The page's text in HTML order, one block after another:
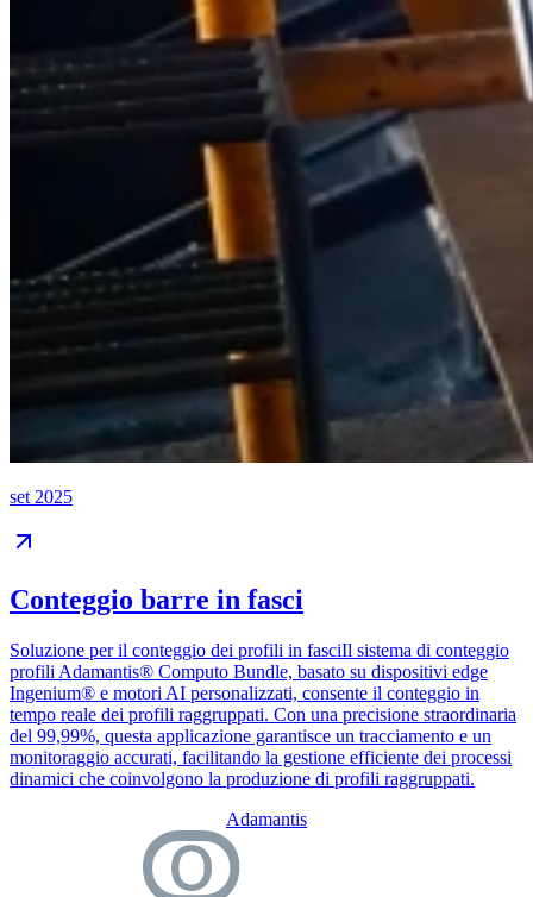
set 2025
Conteggio barre in fasci
Soluzione per il conteggio dei profili in fasciIl sistema di conteggio
profili Adamantis® Computo Bundle, basato su dispositivi edge
Ingenium® e motori AI personalizzati, consente il conteggio in
tempo reale dei profili raggruppati. Con una precisione straordinaria
del 99,99%, questa applicazione garantisce un tracciamento e un
monitoraggio accurati, facilitando la gestione efficiente dei processi
dinamici che coinvolgono la produzione di profili raggruppati.
Adamantis